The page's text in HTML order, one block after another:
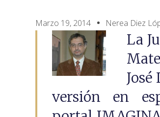
Marzo 19, 2014 Nerea Diez
La
versión en